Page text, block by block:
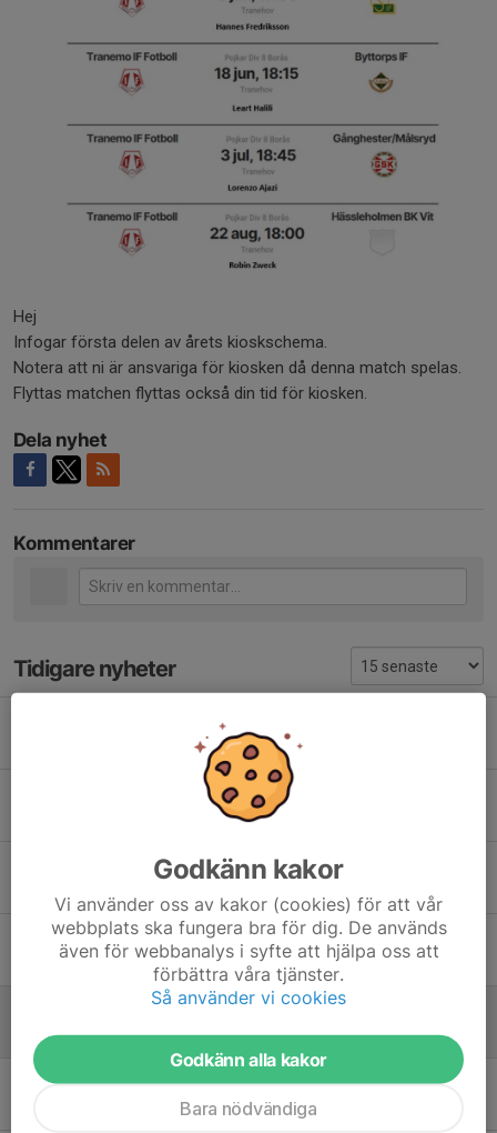
Hej
Infogar första delen av årets kioskschema.
Notera att ni är ansvariga för kiosken då denna match spelas.
Flyttas matchen flyttas också din tid för kiosken.
Dela nyhet
Kommentarer
Tidigare nyheter
0
Min Fotboll
Kioskschema 2025
7 apr 2025 0
Kioskschema 2025
7 apr 2025 0
Blåkläder Cup 2025-01-19
0
Godkänn kakor
Vi använder oss av kakor (cookies) för att vår
webbplats ska fungera bra för dig. De används
även för webbanalys i syfte att hjälpa oss att
förbättra våra tjänster.
Så använder vi cookies
Godkänn alla kakor
Bara nödvändiga